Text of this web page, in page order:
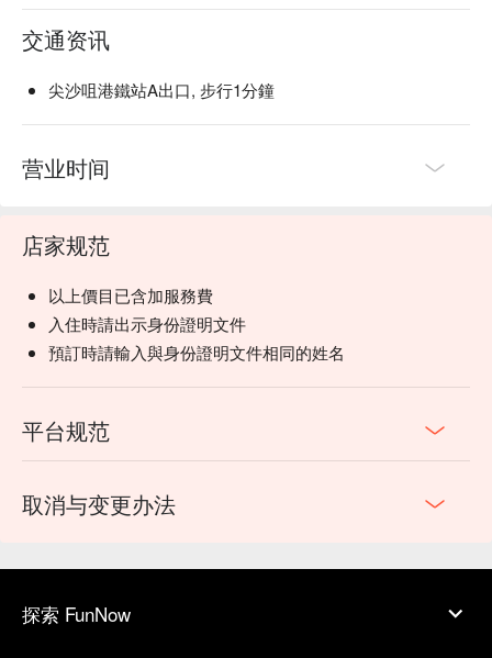
交通资讯
尖沙咀港鐵站A出口, 步行1分鐘
营业时间
店家规范
以上價目已含加服務費
入住時請出示身份證明文件
預訂時請輸入與身份證明文件相同的姓名
平台规范
取消与变更办法
探索 FunNow